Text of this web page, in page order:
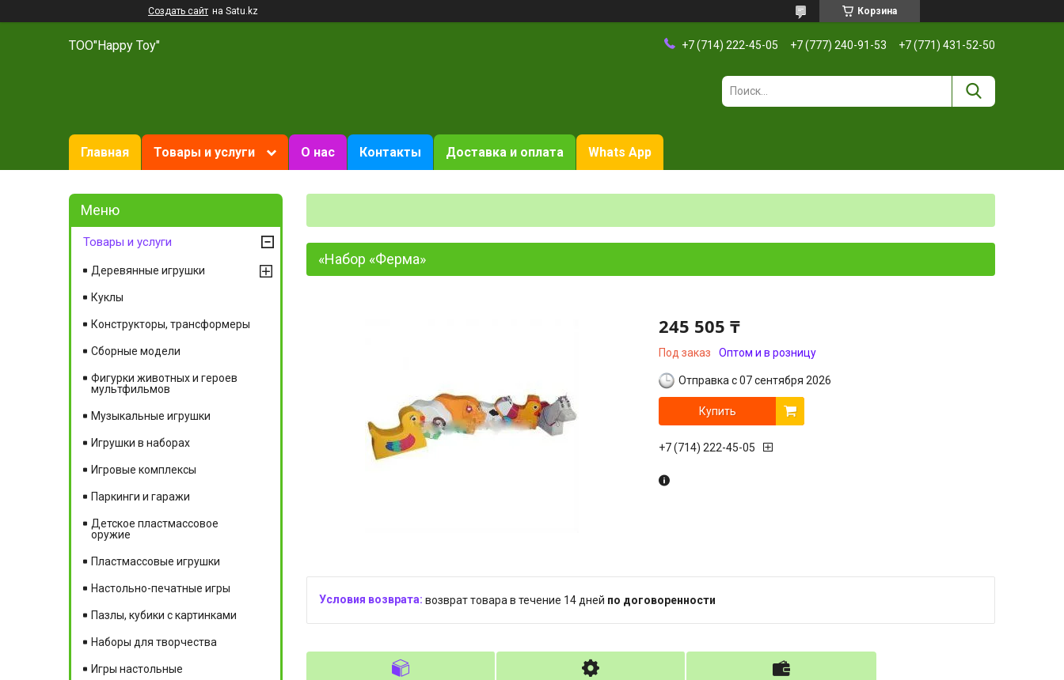
Создать сайт на Satu.kz Корзина
ТОО"Happy Toy" +7 (714) 222-45-05 +7 (777) 240-91-53 +7 (771) 431-52-50
Главная Товары и услуги О нас Контакты Доставка и оплата Whats App
«Набор «Ферма»
245 505 ₸
Под заказ Оптом и в розницу
Отправка с 07 сентября 2026
Купить
+7 (714) 222-45-05
возврат товара в течение 14 дней по договоренности
Товары и услуги
Деревянные игрушки
Куклы
Конструкторы, трансформеры
Сборные модели
Фигурки животных и героев
мультфильмов
Музыкальные игрушки
Игрушки в наборах
Игровые комплексы
Паркинги и гаражи
Детское пластмассовое
оружие
Пластмассовые игрушки
Настольно-печатные игры
Пазлы, кубики с картинками
Наборы для творчества
Игры настольные